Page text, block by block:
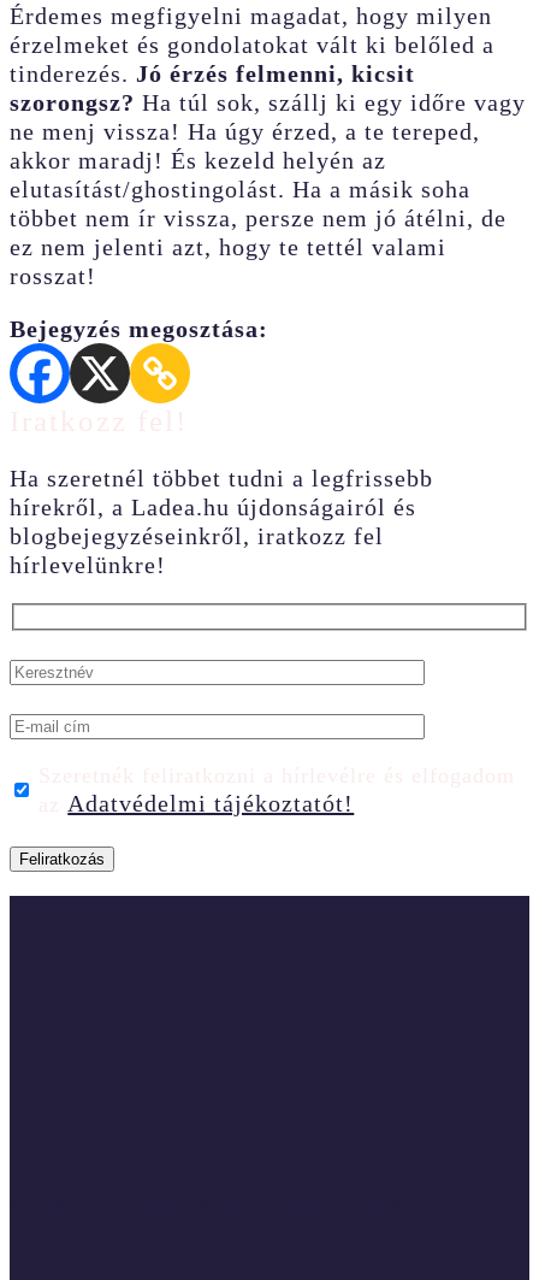
Érdemes megfigyelni magadat, hogy milyen
érzelmeket és gondolatokat vált ki belőled a
tinderezés. Jó érzés felmenni, kicsit
szorongsz? Ha túl sok, szállj ki egy időre vagy
ne menj vissza! Ha úgy érzed, a te tereped,
akkor maradj! És kezeld helyén az
elutasítást/ghostingolást. Ha a másik soha
többet nem ír vissza, persze nem jó átélni, de
ez nem jelenti azt, hogy te tettél valami
rosszat!
Bejegyzés megosztása:
Ha szeretnél többet tudni a legfrissebb
hírekről, a Ladea.hu újdonságairól és
blogbejegyzéseinkről, iratkozz fel
hírlevelünkre!
azAdatvédelmi tájékoztatót!